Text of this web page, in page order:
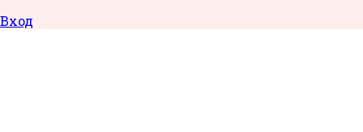
Вход